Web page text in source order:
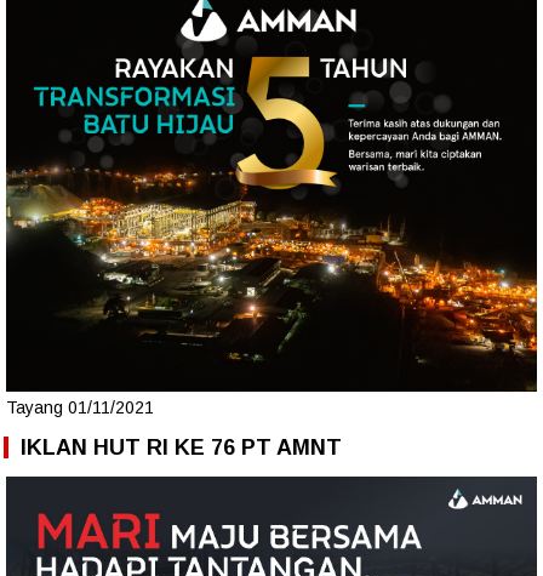
Tayang 01/11/2021
IKLAN HUT RI KE 76 PT AMNT